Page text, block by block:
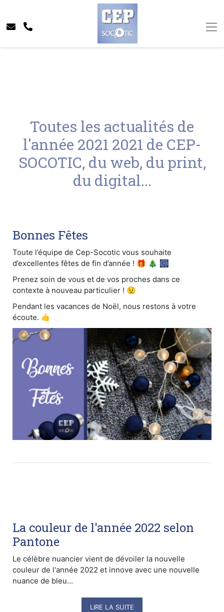
Toutes les actualités de
l'année 2021 2021 de CEP-
SOCOTIC, du web, du print,
du digital...
Bonnes Fêtes
Toute l’équipe de Cep-Socotic vous souhaite
d’excellentes fêtes de fin d’année ! 🎁 🎄 🎆
Prenez soin de vous et de vos proches dans ce
contexte à nouveau particulier ! 😟
Pendant les vacances de Noël, nous restons à votre
écoute. 🤙
La couleur de l'année 2022 selon
Pantone
Le célèbre nuancier vient de dévoiler la nouvelle
couleur de l'année 2022 et innove avec une nouvelle
nuance de bleu...
LIRE LA SUITE